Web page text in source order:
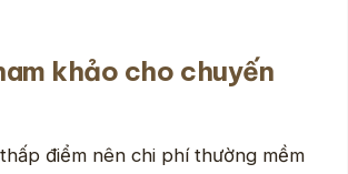
khảo cho chuyến
điểm nên chi phí thường mềm